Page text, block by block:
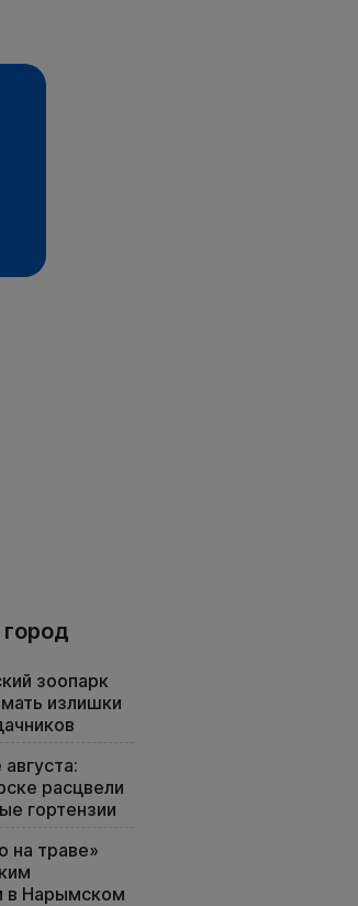
зоопарк
излишки
расцвели
гортензии
на траве»
в Нарымском